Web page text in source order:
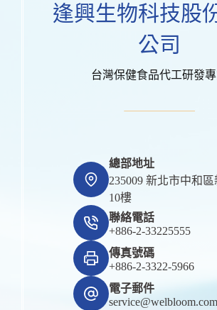
逢興生物科技股
公司
台灣保健食品代工研發
總部地址
235009 新北市中和
10樓
聯絡電話
+886-2-33225555
傳真號碼
+886-2-3322-5966
電子郵件